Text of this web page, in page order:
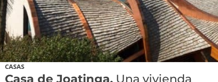
CASAS
Casa de Joatinga. Una vivienda